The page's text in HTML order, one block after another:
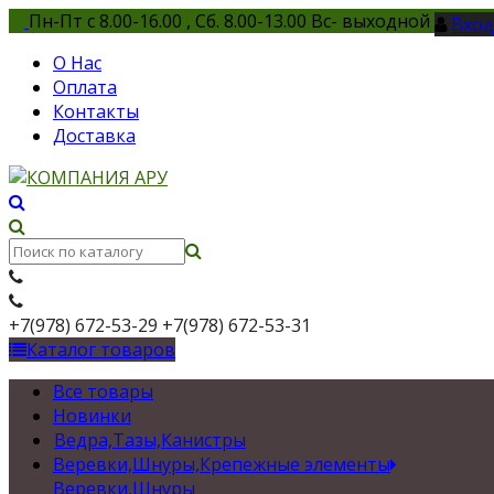
Пн-Пт с 8.00-16.00 , Сб. 8.00-13.00 Вс- выходной Вход
О Нас
Оплата
Контакты
Доставка
+7(978) 672-53-29 +7(978) 672-53-31
Каталог товаров
Все товары
Новинки
Ведра,Тазы,Канистры
Веревки,Шнуры,Крепежные элементы
Веревки,Шнуры